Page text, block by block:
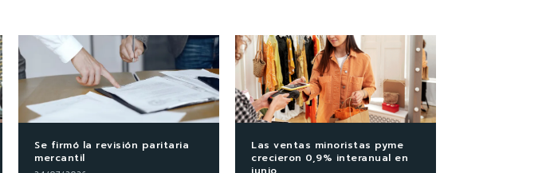
Se firmó la revisión paritaria
mercantil
Las ventas minoristas pyme
crecieron 0,9% interanual en